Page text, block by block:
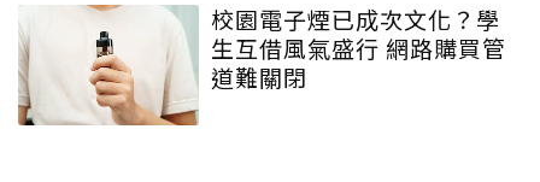
校園電子煙已成次文化？學
生互借風氣盛行 網路購買管
道難關閉